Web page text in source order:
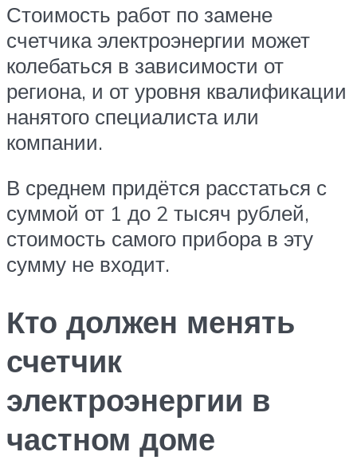
Стоимость работ по замене
счетчика электроэнергии может
колебаться в зависимости от
региона, и от уровня квалификации
нанятого специалиста или
компании.
В среднем придётся расстаться с
суммой от 1 до 2 тысяч рублей,
стоимость самого прибора в эту
сумму не входит.
Кто должен менять
счетчик
электроэнергии в
частном доме